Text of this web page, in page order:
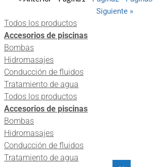
Ver producto
Siguiente »
Todos los productos
Accesorios de piscinas
Bombas
Hidromasajes
Conducción de fluidos
Tratamiento de agua
Todos los productos
Accesorios de piscinas
Bombas
Hidromasajes
Conducción de fluidos
Tratamiento de agua